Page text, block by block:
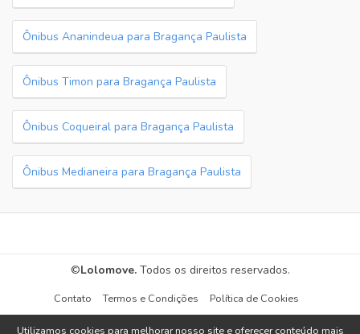
Ônibus Ananindeua para Bragança Paulista
Ônibus Timon para Bragança Paulista
Ônibus Coqueiral para Bragança Paulista
Ônibus Medianeira para Bragança Paulista
Utilizamos cookies para melhorar nosso site e oferecer conteúdo mais
©Lolomove. Todos os direitos reservados.
Contato Termos e Condições Política de Cookies